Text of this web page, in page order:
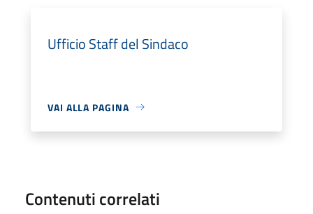
Ufficio Staff del Sindaco
VAI ALLA PAGINA
Contenuti correlati